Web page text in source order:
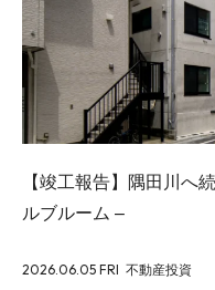
【竣工報告】隅田川へ
ルブルーム –
2026.06.05 FRI 不動産投資